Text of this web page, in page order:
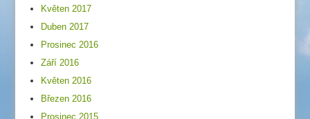
Květen 2017
Duben 2017
Prosinec 2016
Září 2016
Květen 2016
Březen 2016
Prosinec 2015